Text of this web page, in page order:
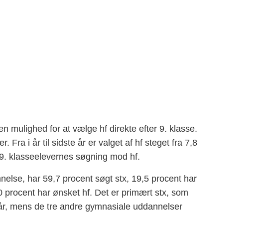
mulighed for at vælge hf direkte efter 9. klasse.
Fra i år til sidste år er valget af hf steget fra 7,8
klasseelevernes søgning mod hf.
har 59,7 procent søgt stx, 19,5 procent har
procent har ønsket hf. Det er primært stx, som
mens de tre andre gymnasiale uddannelser